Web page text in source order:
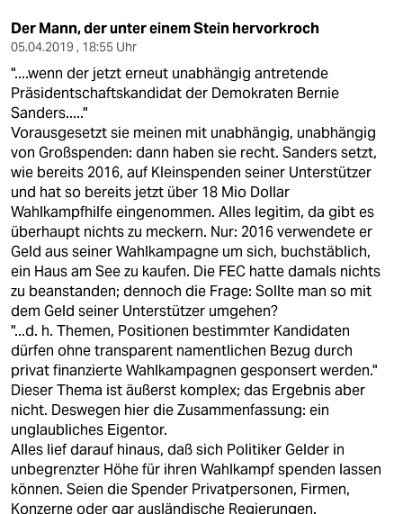
Der Mann, der unter einem Stein hervorkroch
05.04.2019 , 18:55 Uhr
"....wenn der jetzt erneut unabhängig antretende
Präsidentschaftskandidat der Demokraten Bernie
Sanders....."
Vorausgesetzt sie meinen mit unabhängig, unabhängig
von Großspenden: dann haben sie recht. Sanders setzt,
wie bereits 2016, auf Kleinspenden seiner Unterstützer
und hat so bereits jetzt über 18 Mio Dollar
Wahlkampfhilfe eingenommen. Alles legitim, da gibt es
überhaupt nichts zu meckern. Nur: 2016 verwendete er
Geld aus seiner Wahlkampagne um sich, buchstäblich,
ein Haus am See zu kaufen. Die FEC hatte damals nichts
zu beanstanden; dennoch die Frage: Sollte man so mit
dem Geld seiner Unterstützer umgehen?
"...d. h. Themen, Positionen bestimmter Kandidaten
dürfen ohne transparent namentlichen Bezug durch
privat finanzierte Wahlkampagnen gesponsert werden."
Dieser Thema ist äußerst komplex; das Ergebnis aber
nicht. Deswegen hier die Zusammenfassung: ein
unglaubliches Eigentor.
Alles lief darauf hinaus, daß sich Politiker Gelder in
unbegrenzter Höhe für ihren Wahlkampf spenden lassen
können. Seien die Spender Privatpersonen, Firmen,
Konzerne oder gar ausländische Regierungen.